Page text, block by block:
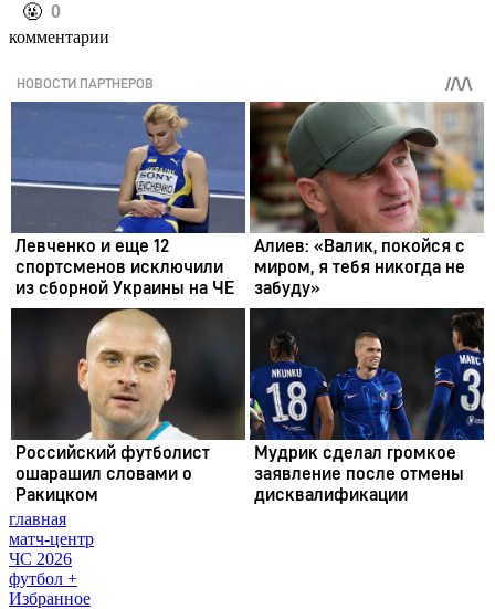
️🤬 0
комментарии
главная
матч-центр
ЧС 2026
футбол +
Избранное